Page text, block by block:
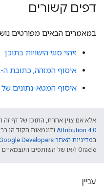
דפים קשורים
במאמרים הבאים מפורטים
זיהוי סוגי הישויות בתוכן
איסוף המזהה, כתובת ה-URL והשם של התוכן
איסוף המטא-נתונים של
אלא אם צוין אחרת, התוכן של דף זה
Attribution 4.0 ודוגמאות הקוד הן
במדיניות האתר Google Developers‏
Oracle ו/או של השותפים העצמאיים שלה.
עניין